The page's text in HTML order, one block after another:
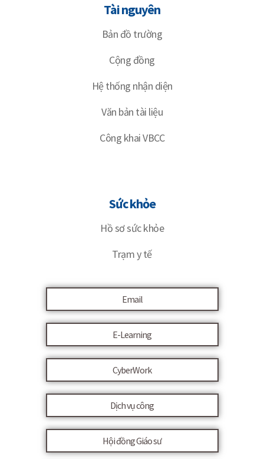
Tài nguyên
Bản đồ trường
Cộng đồng
Hệ thống nhận diện
Văn bản tài liệu
Công khai VBCC
Sức khỏe
Hồ sơ sức khỏe
Trạm y tế
Email
E-Learning
CyberWork
Dịch vụ công
Hội đồng Giáo sư